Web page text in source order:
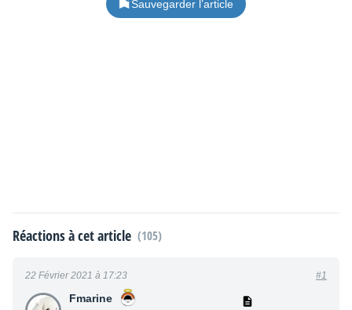
Sauvegarder l’article
Réactions à cet article (105)
Fmarine
22 Février 2021 à 17:23 #1